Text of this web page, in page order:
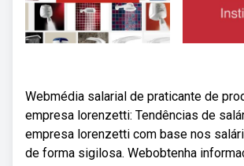
Webmédia salarial de praticante de
empresa lorenzetti: Tendências de
empresa lorenzetti com base nos
de forma sigilosa. Webobtenha